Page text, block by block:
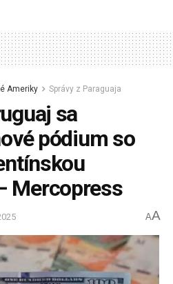
Ameriky Správy z Paraguaja
sa
pódium so
Mercopress
AA